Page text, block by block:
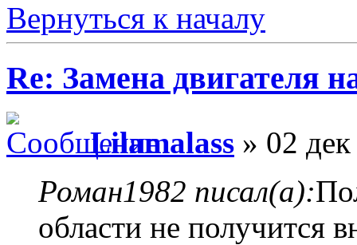
Вернуться к началу
Re: Замена двигателя
Lilamalass » 02
Роман1982 писал(а):
области не получится